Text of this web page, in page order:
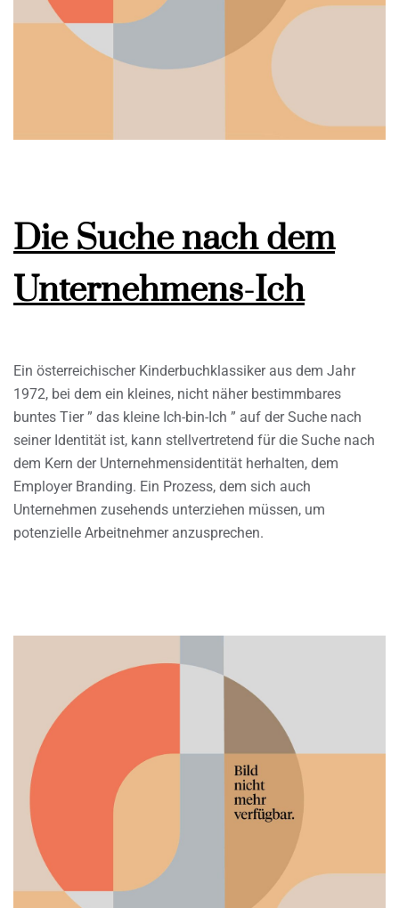
Die Suche nach dem
Unternehmens-Ich
Ein österreichischer Kinderbuchklassiker aus dem Jahr
1972, bei dem ein kleines, nicht näher bestimmbares
buntes Tier ” das kleine Ich-bin-Ich ” auf der Suche nach
seiner Identität ist, kann stellvertretend für die Suche nach
dem Kern der Unternehmensidentität herhalten, dem
Employer Branding. Ein Prozess, dem sich auch
Unternehmen zusehends unterziehen müssen, um
potenzielle Arbeitnehmer anzusprechen.